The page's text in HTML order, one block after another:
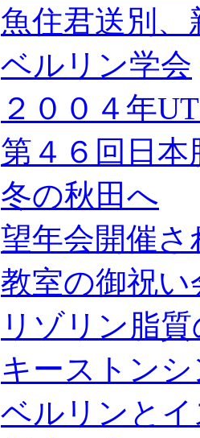
魚住君送別、
ベルリン学会
２００４年
第４６回日
冬の秋田へ
望年会開催さ
教室の御祝
リゾリン脂
キーストン
ベルリンと